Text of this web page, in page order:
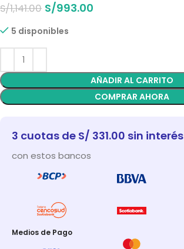
S/1,141.00 S/993.00
5 disponibles
AÑADIR AL CARRITO
COMPRAR AHORA
3 cuotas de S/ 331.00 sin interés
con estos bancos
Medios de Pago